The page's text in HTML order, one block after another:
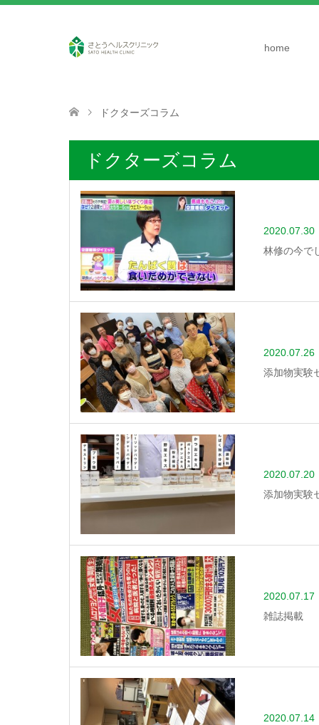
home
ドクターズコラム
ドクターズコラム
2020.07.30
林修の今で
2020.07.26
添加物実験
2020.07.20
添加物実験
2020.07.17
雑誌掲載
2020.07.14